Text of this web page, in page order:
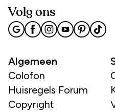
Volg ons
Algemeen
Colofon
Huisregels Forum
Copyright